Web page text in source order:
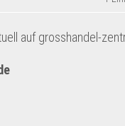
auf grosshandel-